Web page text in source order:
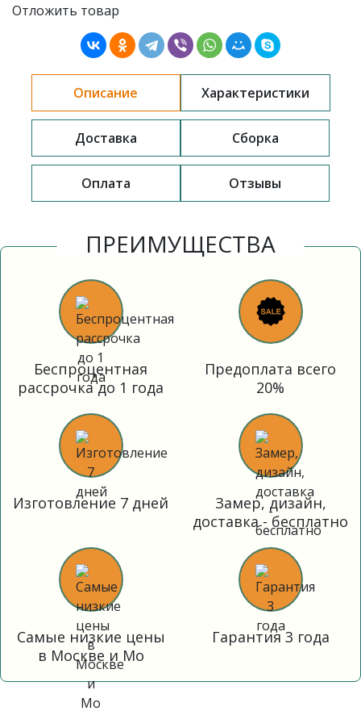
Отложить товар
Описание Характеристики
Доставка Сборка
Оплата Отзывы
ПРЕИМУЩЕСТВА
Беспроцентная
рассрочка до 1 года
Предоплата всего
20%
Изготовление 7 дней
Замер, дизайн,
доставка - бесплатно
Самые низкие цены
в Москве и Мо
Гарантия 3 года